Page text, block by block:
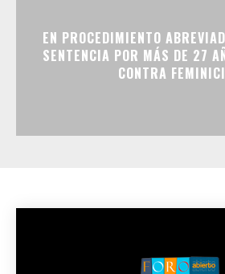
EN PROCEDIMIENTO
SENTENCIA POR MÁS DE 27
CONTRA